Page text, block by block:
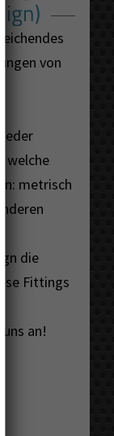
von
welche
metrisch
die
Fittings
an!